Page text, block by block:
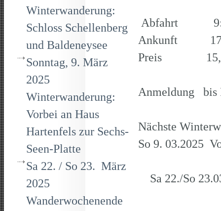
Winterwanderung:
Schloss Schellenberg
und Baldeneysee
Sonntag, 9. März
2025
Winterwanderung:
Vorbei an Haus
Hartenfels zur Sechs-
Seen-Platte
Sa 22. / So 23. März
2025
Wanderwochenende
Abfahrt
Ankunft
Preis 15,50
Anmeldung bis
Nächste
So 9. 03.2025
Sa 22./So